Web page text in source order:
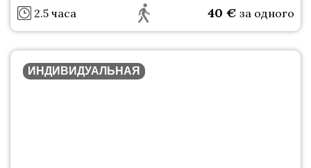
2.5 часа 40 € за одного
ИНДИВИДУАЛЬНАЯ